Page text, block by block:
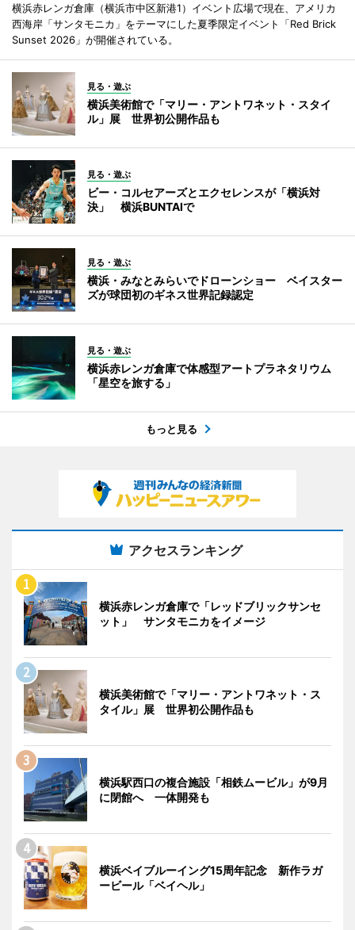
横浜赤レンガ倉庫（横浜市中区新港1）イベント広場で現在、アメリカ
西海岸「サンタモニカ」をテーマにした夏季限定イベント「Red Brick
Sunset 2026」が開催されている。
見る・遊ぶ
横浜美術館で「マリー・アントワネット・スタイ
ル」展 世界初公開作品も
見る・遊ぶ
ビー・コルセアーズとエクセレンスが「横浜対
決」 横浜BUNTAIで
見る・遊ぶ
横浜・みなとみらいでドローンショー ベイスター
ズが球団初のギネス世界記録認定
見る・遊ぶ
横浜赤レンガ倉庫で体感型アートプラネタリウム
「星空を旅する」
もっと見る
アクセスランキング
横浜赤レンガ倉庫で「レッドブリックサンセ
ット」 サンタモニカをイメージ
横浜美術館で「マリー・アントワネット・ス
タイル」展 世界初公開作品も
横浜駅西口の複合施設「相鉄ムービル」が9月
に閉館へ 一体開発も
横浜ベイブルーイング15周年記念 新作ラガ
ービール「ベイヘル」